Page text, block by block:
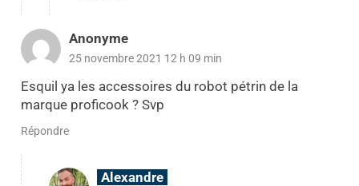
Anonyme
25 novembre 2021 12 h 09 min
Esquil ya les accessoires du robot pétrin de la
marque proficook ? Svp
Répondre
Alexandre